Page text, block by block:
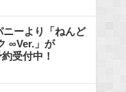
ーより「ねんど
∞Ver.」が
受付中！